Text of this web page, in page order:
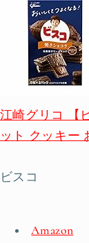
江崎グリコ 【
ット クッキー
ビスコ
Amazon